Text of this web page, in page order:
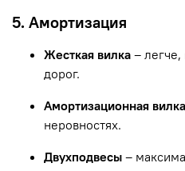
5. Амортизация
Жесткая вилка –
дорог.
Амортизационная вилка
неровностях.
Двухподвесы –